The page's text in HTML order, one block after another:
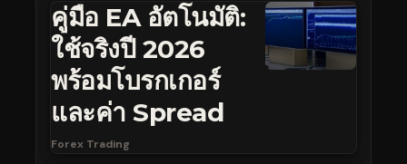
คู่มือ EA อัตโนมัติ:
ใช้จริงปี 2026
พร้อมโบรกเกอร์
และค่า Spread
Forex Trading